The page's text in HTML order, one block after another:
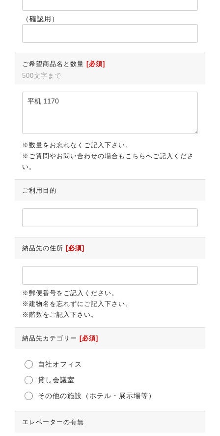
（確認用）
ご希望商品名と数量 [必須]
500文字まで
※数量をお忘れなくご記入下さい。
※ご質問やお問い合わせの場合もこちらへご記入くださ
い。
ご利用目的
納品先の住所 [必須]
※郵便番号をご記入ください。
※建物名を忘れずにご記入下さい。
※階数をご記入下さい。
納品先カテゴリー [必須]
自社オフィス
貸し会議室
その他の施設（ホテル・展示場等）
エレベーターの有無